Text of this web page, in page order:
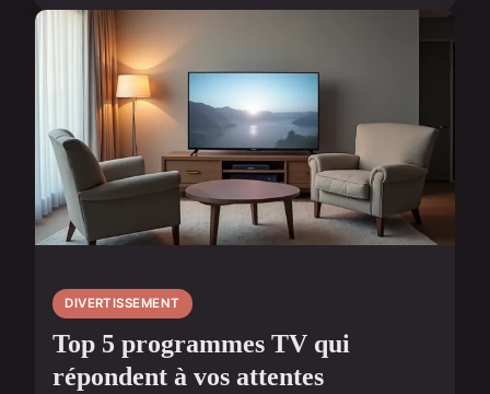
DIVERTISSEMENT
Top 5 programmes TV qui
répondent à vos attentes